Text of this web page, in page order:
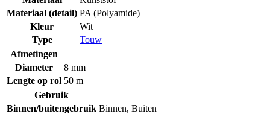
Materiaal (detail) PA (Polyamide)
Kleur
Wit
Type
Touw
Afmetingen
Diameter
8 mm
Lengte op rol 50 m
Gebruik
Binnen/buitengebruik Binnen, Buiten